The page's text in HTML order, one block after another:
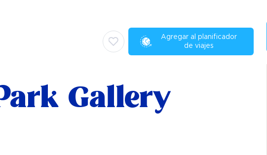
Agregar al planificador
de viajes
Gallery